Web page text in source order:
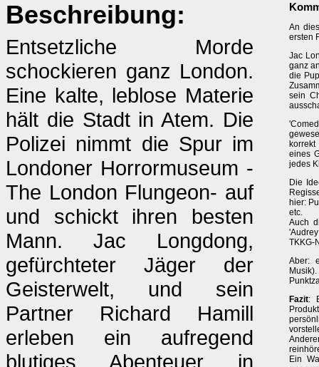
Beschreibung:
Entsetzliche Morde
schockieren ganz London.
Eine kalte, leblose Materie
hält die Stadt in Atem. Die
Polizei nimmt die Spur im
Londoner Horrormuseum -
The London Flungeon- auf
und schickt ihren besten
Mann. Jac Longdong,
gefürchteter Jäger der
Geisterwelt, und sein
Partner Richard Hamill
erleben ein aufregend
blutiges Abenteuer in
An
ersten
Jac
ganz
die
sein
eines
jedes
Die
hier:
etc.
Auch
TKKG-
Aber:
Fazit:
Ein